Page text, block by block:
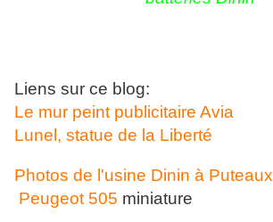
Liens sur ce blog:
Le mur peint publicitaire Avia
Lunel, statue de la Liberté
Photos de l'usine Dinin à Puteaux
Peugeot 505 miniature